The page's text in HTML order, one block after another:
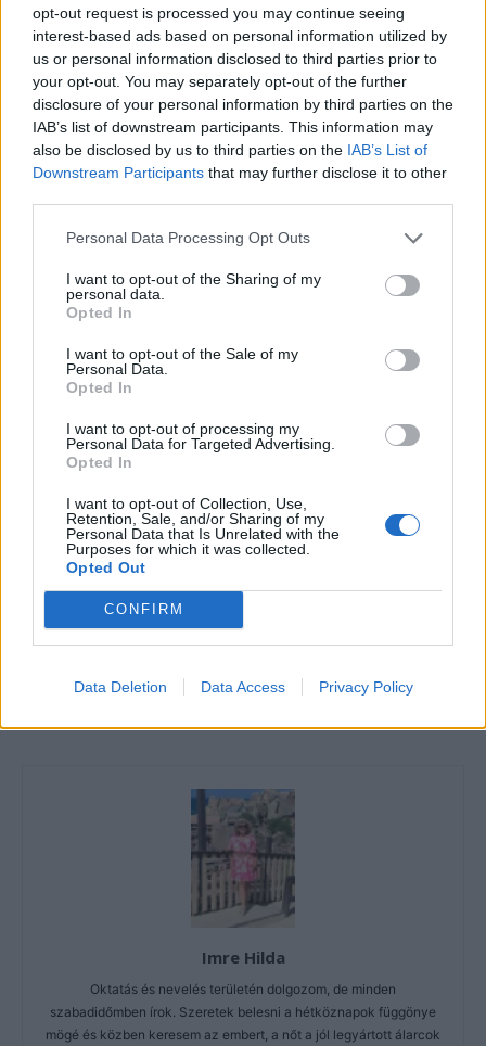
opt-out request is processed you may continue seeing
interest-based ads based on personal information utilized by
us or personal information disclosed to third parties prior to
your opt-out. You may separately opt-out of the further
disclosure of your personal information by third parties on the
IAB’s list of downstream participants. This information may
also be disclosed by us to third parties on the IAB’s List of
Downstream Participants that may further disclose it to other
Personal Data Processing Opt Outs
I want to opt-out of the Sharing of my
personal data.
Opted In
I want to opt-out of the Sale of my
Personal Data.
Opted In
I want to opt-out of processing my
Personal Data for Targeted Advertising.
Opted In
I want to opt-out of Collection, Use,
Retention, Sale, and/or Sharing of my
Personal Data that Is Unrelated with the
Purposes for which it was collected.
Opted Out
CONFIRM
Data Deletion Data Access Privacy Policy
A vonat most érkezik be az állomásra. Hallom, hogy
élesen fütyül, biztosan megint valaki nem figyel az
átjáróban. Évek óta most hallom megint, pedig csak
párszáz méter az állomás. A fülem beleszokott a zajba,
sose bántuk, hogy mellettünk zakatol.
Utánam már nem marad semmi.Az asztal fiókjában
maradt egy-két kép, az irataim, és ha elmegyek, nem kell
zacskóban, mellette egy gatya meg egy zokni. Szürke.
Feketében maradjanak csak a varjak. Én legyek átmenet.
Felállok. Ideje indulnom az állomásra. A hét húszas
mindjárt befut a kanyarba, ahol az óriási tölgyfák takarják
a kilátást.
Imre Hilda
Oktatás és nevelés területén dolgozom, de minden
szabadidőmben írok. Szeretek belesni a hétköznapok függönye
mögé és közben keresem az embert, a nőt a jól legyártott álarcok